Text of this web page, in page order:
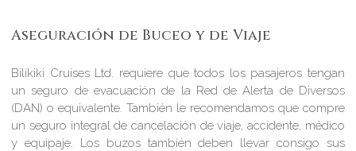
Aseguración de Buceo y de Viaje
Bilikiki Cruises Ltd. requiere que todos los pasajeros tengan
un seguro de evacuación de la Red de Alerta de Diversos
(DAN) o equivalente. También le recomendamos que compre
un seguro integral de cancelación de viaje, accidente, médico
y equipaje. Los buzos también deben llevar consigo sus